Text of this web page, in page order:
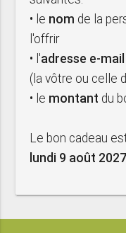
• le nom de la
l'offrir
• l'adresse e-mail
(la vôtre ou celle
• le montant du
Le bon cadeau
lundi 9 août 2027